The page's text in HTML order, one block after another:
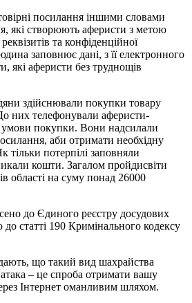
посилання іншими словами
які створюють аферисти з метою
та конфіденційної
заповнює дані, з її електронного
які аферисти без труднощів
здійснювали покупки товару
них телефонували аферисти-
покупки. Вони надсилали
аби отримати необхідну
потерпілі заповняли
кошти. Загалом пройдисвіти
області на суму понад 26000
до Єдиного реєстру досудових
до статті 190 Кримінального кодексу
що такий вид шахрайства
– це спроба отримати вашу
Інтернет оманливим шляхом.